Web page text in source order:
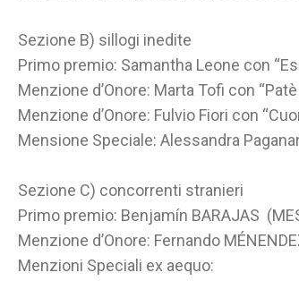
Sezione B) sillogi inedite
Primo premio: Samantha Leone con
Menzione d’Onore: Marta Tofi con
Menzione d’Onore: Fulvio Fiori con
Mensione Speciale: Alessandra
Sezione C) concorrenti stranieri
Primo premio: Benjamín BARAJAS
Menzione d’Onore: Fernando
Menzioni Speciali ex aequo: